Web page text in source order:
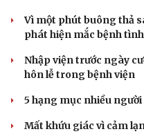
Vì một phút buông thả
phát hiện mắc bệnh
Nhập viện trước ngày
hôn lễ trong bệnh viện
5 hạng mục nhiều
Mất khứu giác vì cảm